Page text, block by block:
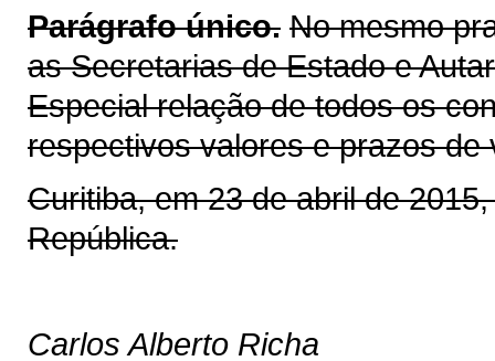
Parágrafo único. No mesmo
as Secretarias de Estado e
Especial relação de todos os
respectivos valores e prazos de
Curitiba, em 23 de abril de
República.
Carlos Alberto Richa